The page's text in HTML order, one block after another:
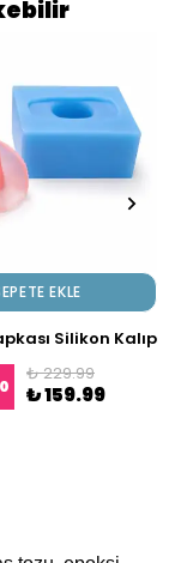
EKLE
Silikon Kalıp
₺ 229.99
₺ 159.99